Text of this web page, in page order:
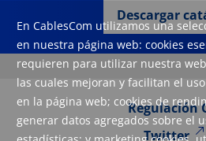
En CablesCom utilizamos una
en nuestra página web: cookies
requieren para utilizar nuestra
las cuales mejoran y facilitan el
en la página web; cookies de
generar datos agregados sobre el
Descargar
Regulación
Twitter